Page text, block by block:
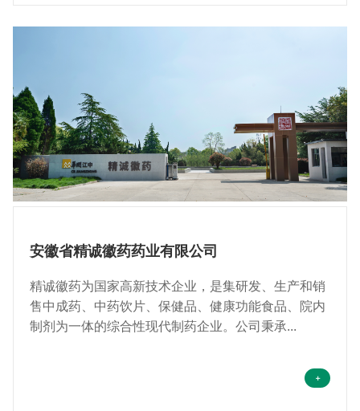
安徽省精诚徽药药业有限公司
精诚徽药为国家高新技术企业，是集研发、生产和销
售中成药、中药饮片、保健品、健康功能食品、院内
制剂为一体的综合性现代制药企业。公司秉承...